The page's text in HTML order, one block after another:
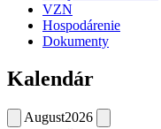
VZN
Hospodárenie
Dokumenty
Kalendár
August2026